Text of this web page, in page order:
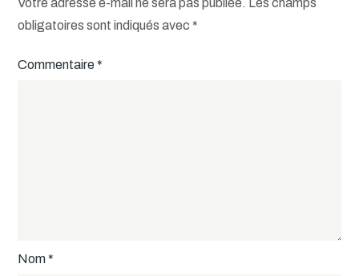
Votre adresse e-mail ne sera pas publiée. Les champs
obligatoires sont indiqués avec *
Commentaire *
Nom *